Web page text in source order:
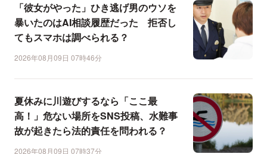
「彼女がやった」ひき逃げ男のウソを
暴いたのはAI相談履歴だった 拒否し
てもスマホは調べられる？
2026年08月09日 07時46分
夏休みに川遊びするなら「ここ最
高！」危ない場所をSNS投稿、水難事
故が起きたら法的責任を問われる？
2026年08月09日 07時37分